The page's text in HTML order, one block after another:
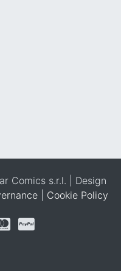
Comics s.r.l. | Design
Cookie Policy